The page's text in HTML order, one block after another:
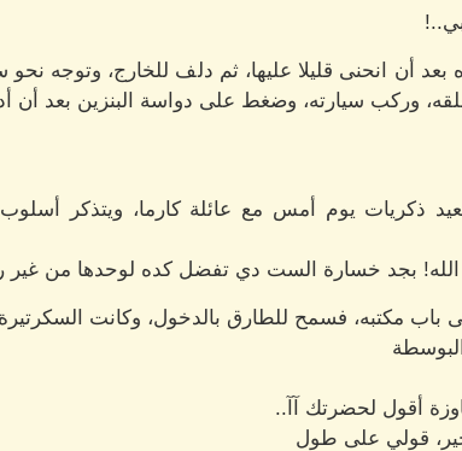
أن انحنى قليلا عليها، ثم دلف للخارج، وتوجه
وركب سيارته، وضغط على دواسة البنزين بعد أن
ذكريات يوم أمس مع عائلة كارما، ويتذكر
بجد خسارة الست دي تفضل كده لوحدها من غير
مكتبه، فسمح للطارق بالدخول، وكانت
أقول لحضرتك آآ..
قولي على طول